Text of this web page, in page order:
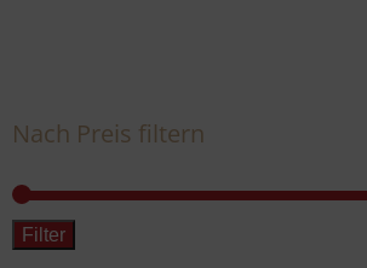
Nach Preis filtern
Filter